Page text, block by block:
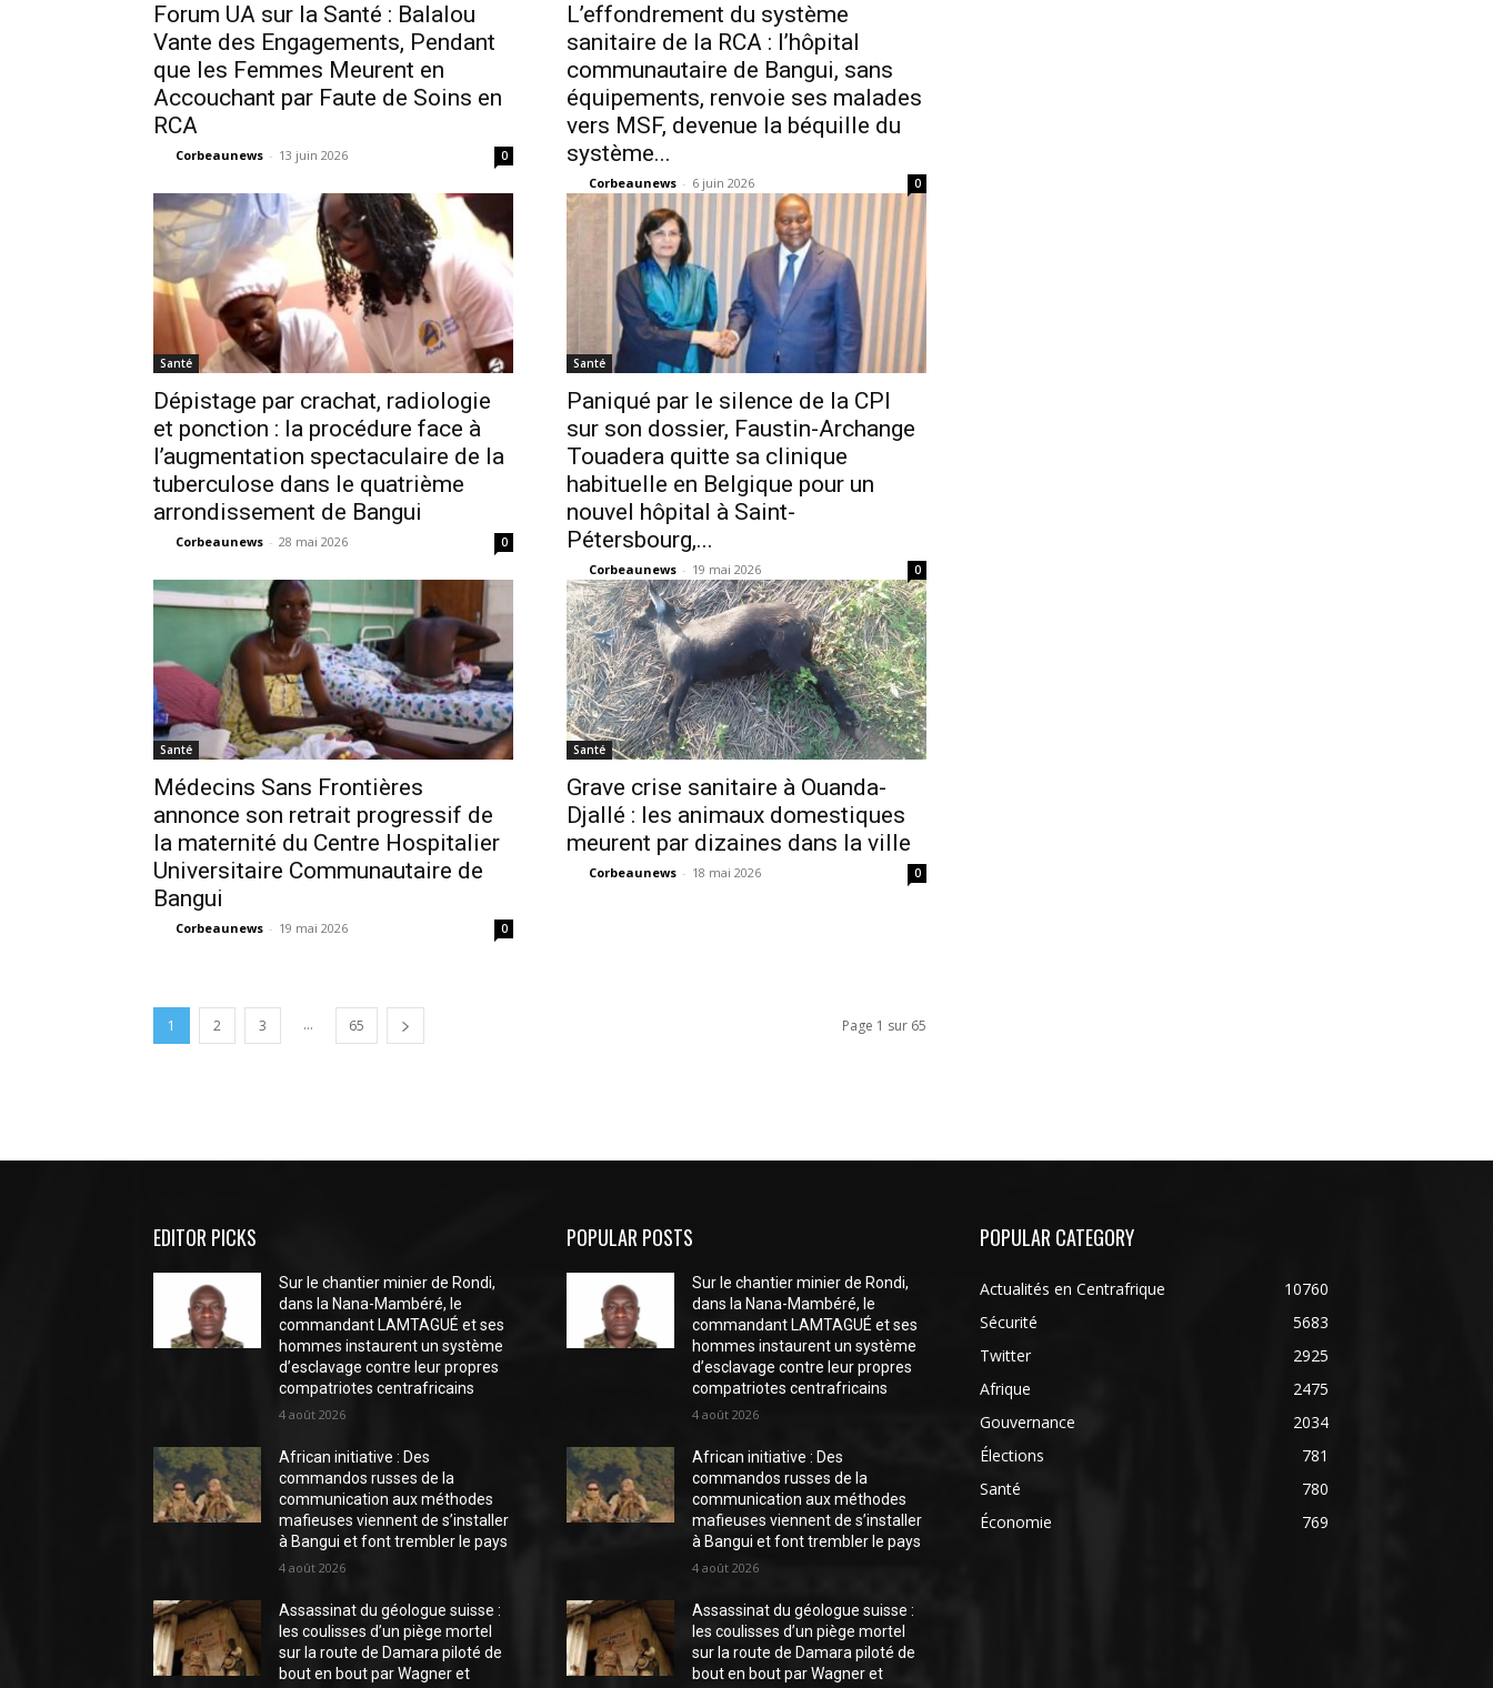
Forum UA sur la Santé : Balalou
Vante des Engagements, Pendant
que les Femmes Meurent en
Accouchant par Faute de Soins en
RCA
Corbeaunews - 13 juin 2026 0
L’effondrement du système
sanitaire de la RCA : l’hôpital
communautaire de Bangui, sans
équipements, renvoie ses malades
vers MSF, devenue la béquille du
système...
Corbeaunews - 6 juin 2026 0
Santé
Dépistage par crachat, radiologie
et ponction : la procédure face à
l’augmentation spectaculaire de la
tuberculose dans le quatrième
arrondissement de Bangui
Corbeaunews - 28 mai 2026 0
Santé
Paniqué par le silence de la CPI
sur son dossier, Faustin-Archange
Touadera quitte sa clinique
habituelle en Belgique pour un
nouvel hôpital à Saint-
Pétersbourg,...
Corbeaunews - 19 mai 2026 0
Santé
Médecins Sans Frontières
annonce son retrait progressif de
la maternité du Centre Hospitalier
Universitaire Communautaire de
Bangui
Corbeaunews - 19 mai 2026 0
Santé
Grave crise sanitaire à Ouanda-
Djallé : les animaux domestiques
meurent par dizaines dans la ville
Corbeaunews - 18 mai 2026 0
1 2 3 ... 65 Page 1 sur 65
EDITOR PICKS
Sur le chantier minier de Rondi,
dans la Nana-Mambéré, le
commandant LAMTAGUÉ et ses
hommes instaurent un système
d’esclavage contre leur propres
compatriotes centrafricains
4 août 2026
African initiative : Des
commandos russes de la
communication aux méthodes
mafieuses viennent de s’installer
à Bangui et font trembler le pays
4 août 2026
Assassinat du géologue suisse :
les coulisses d’un piège mortel
sur la route de Damara piloté de
bout en bout par Wagner et
POPULAR POSTS
Sur le chantier minier de Rondi,
dans la Nana-Mambéré, le
commandant LAMTAGUÉ et ses
hommes instaurent un système
d’esclavage contre leur propres
compatriotes centrafricains
4 août 2026
African initiative : Des
commandos russes de la
communication aux méthodes
mafieuses viennent de s’installer
à Bangui et font trembler le pays
4 août 2026
Assassinat du géologue suisse :
les coulisses d’un piège mortel
sur la route de Damara piloté de
bout en bout par Wagner et
POPULAR CATEGORY
Actualités en Centrafrique
10760
Sécurité
5683
Twitter
2925
Afrique
2475
Gouvernance
2034
Élections
781
Santé
780
Économie
769